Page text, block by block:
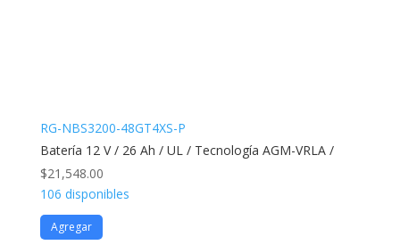
RG-NBS3200-48GT4XS-P
Batería 12 V / 26 Ah / UL / Tecnología AGM-VRLA /
$21,548.00
106 disponibles
Agregar